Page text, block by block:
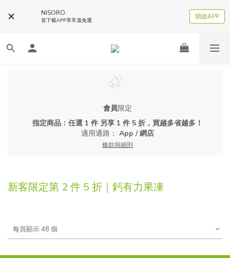
NISORO
首下載APP享常溫免運 開啟APP
會員限定
指定商品：任選 1 件 另享 1 件 5 折，買越多省越多！
適用通路： App / 網店
條款與細則
新客限定第 2 件 5 折｜鈣有力果凍
每頁顯示 48 個